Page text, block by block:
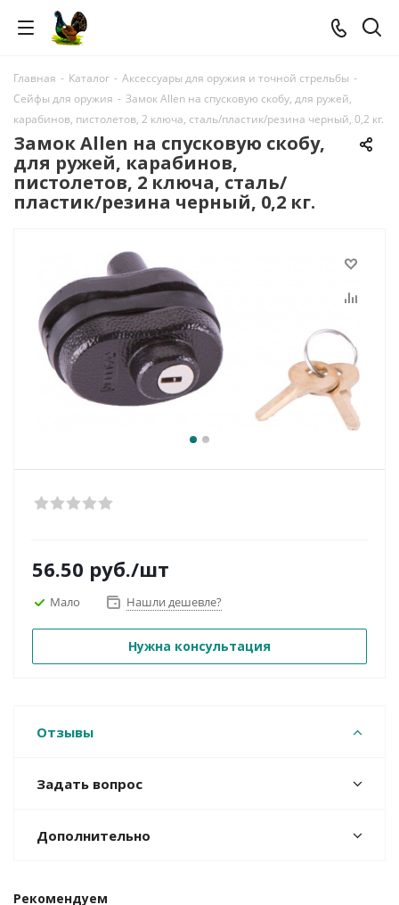
Главная - Каталог - Аксессуары для оружия и точной стрельбы -
Сейфы для оружия - Замок Allen на спусковую скобу, для ружей,
карабинов, пистолетов, 2 ключа, сталь/пластик/резина черный, 0,2 кг.
Замок Allen на спусковую скобу,
для ружей, карабинов,
пистолетов, 2 ключа, сталь/
пластик/резина черный, 0,2 кг.
56.50 руб./шт
Мало Нашли дешевле?
Нужна консультация
Отзывы
Задать вопрос
Дополнительно
Рекомендуем